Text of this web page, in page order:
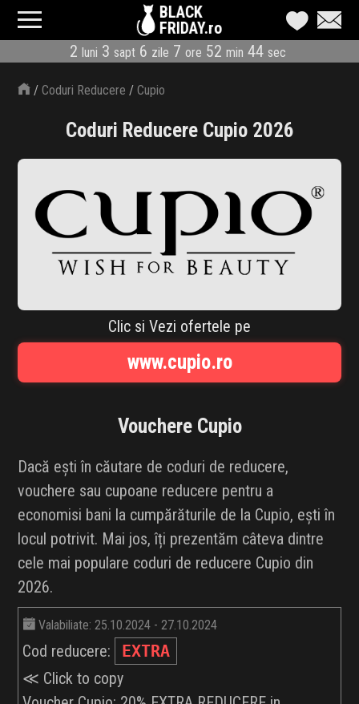
BLACK
FRIDAY.ro
2 luni 3 sapt 6 zile 7 ore 52 min 43 sec
CATEGORII
MAGAZINE
ÎNSCRIE MAGAZIN
REDUCERI
CODURI REDUCERE
ABONARE NEWSLETTER
INFLUENCER SQUAD
BRANDURI
IDEI DE CADOURI
ȘTIRI
FAVORITE
/Coduri Reducere /Cupio
Coduri Reducere Cupio 2026
Clic si Vezi ofertele pe
www.cupio.ro
Vouchere Cupio
Dacă ești în căutare de coduri de reducere,
vouchere sau cupoane reducere pentru a
economisi bani la cumpărăturile de la Cupio, ești în
locul potrivit. Mai jos, îți prezentăm câteva dintre
cele mai populare coduri de reducere Cupio din
2026.
Valabiliate: 25.10.2024 - 27.10.2024
Cod reducere:
EXTRA
≪ Click to copy